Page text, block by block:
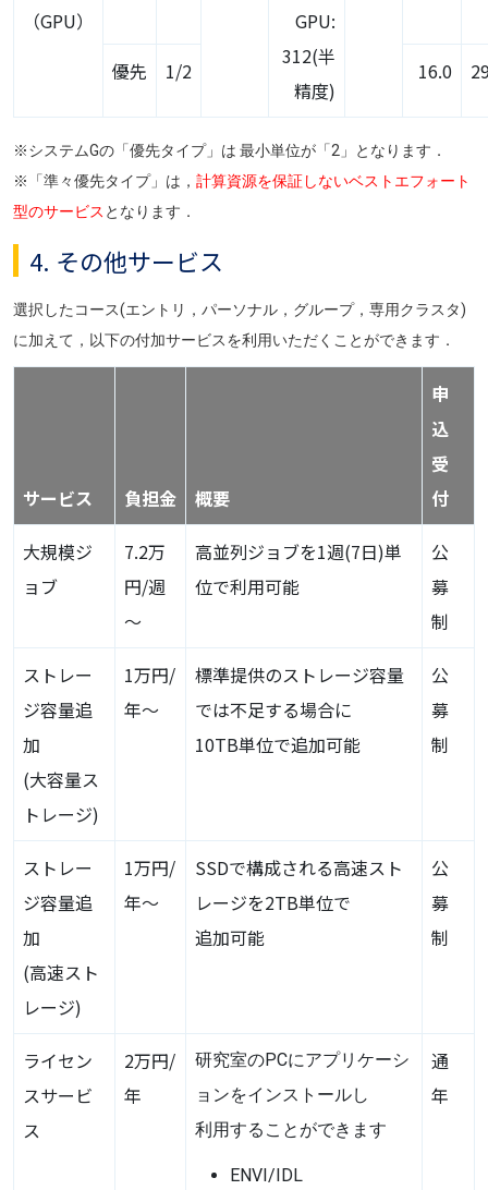
（GPU）
GPU:
312(半
精度)
優先 1/2 16.0
※システムGの「優先タイプ」は 最小単位が「2」となります．
※「準々優先タイプ」は， 計算資源を保証しないベストエフォート
型のサービス となります．
4. その他サービス
選択したコース(エントリ，パーソナル，グループ，専用クラスタ)
に加えて，以下の付加サービスを利用いただくことができます．
サービス 負担金 概要
申
込
受
付
大規模ジ
ョブ
7.2万
円/週
～
高並列ジョブを1週(7日)単
位で利用可能
公
募
制
ストレー
ジ容量追
加
(大容量ス
トレージ)
1万円/
年～
標準提供のストレージ容量
では不足する場合に
10TB単位で追加可能
公
募
制
ストレー
ジ容量追
加
(高速スト
レージ)
1万円/
年〜
SSDで構成される高速スト
レージを2TB単位で
追加可能
公
募
制
ライセン
スサービ
ス
2万円/
年
研究室のPCにアプリケーシ
ョンをインストールし
利用することができます
ENVI/IDL
通
年